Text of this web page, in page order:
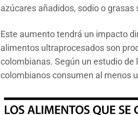
azúcares añadidos, sodio o grasas
Este aumento tendrá un impacto
alimentos ultraprocesados son
colombianas. Según un estudio de
colombianos consumen al menos